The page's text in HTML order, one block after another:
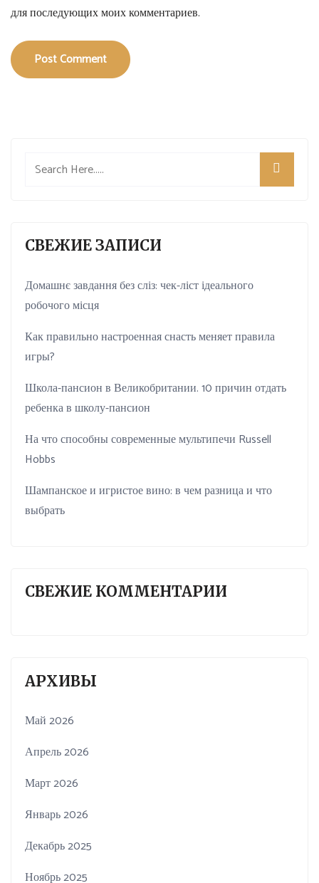
для последующих моих комментариев.
Post Comment
СВЕЖИЕ ЗАПИСИ
Домашнє завдання без сліз: чек-ліст ідеального
робочого місця
Как правильно настроенная снасть меняет правила
игры?
Школа-пансион в Великобритании. 10 причин отдать
ребенка в школу-пансион
На что способны современные мультипечи Russell
Hobbs
Шампанское и игристое вино: в чем разница и что
выбрать
СВЕЖИЕ КОММЕНТАРИИ
АРХИВЫ
Май 2026
Апрель 2026
Март 2026
Январь 2026
Декабрь 2025
Ноябрь 2025